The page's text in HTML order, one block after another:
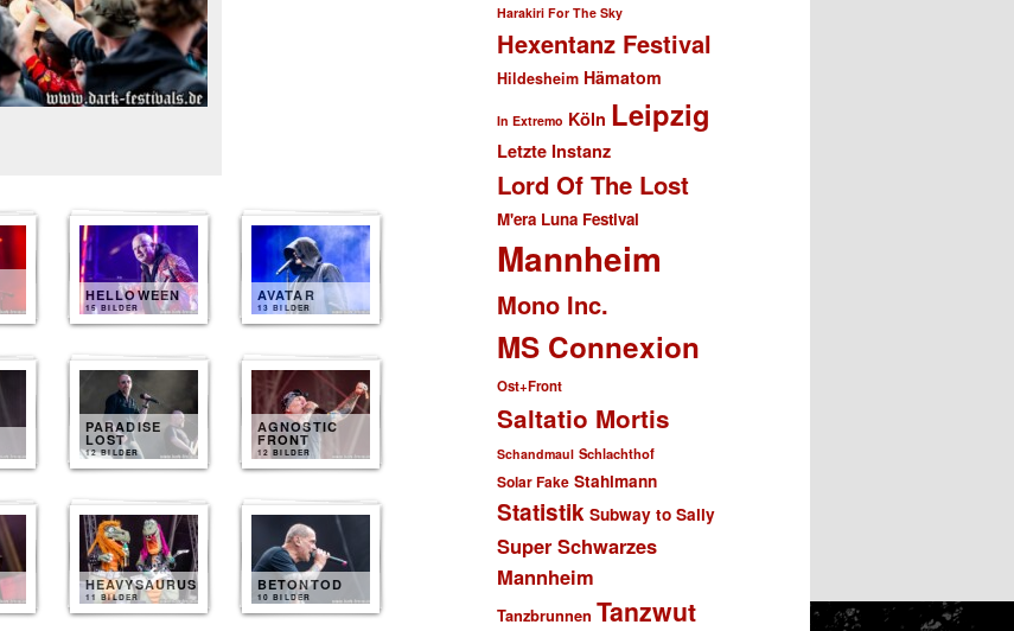
HELLOWEEN
15 BILDER
AVATAR
13 BILDER
PARADISE
LOST
12 BILDER
AGNOSTIC
FRONT
12 BILDER
HEAVYSAURUS
11 BILDER
BETONTOD
10 BILDER
Harakiri For The Sky
Hexentanz Festival
Hildesheim Hämatom
In Extremo Köln Leipzig
Letzte Instanz
Lord Of The Lost
M'era Luna Festival
Mannheim
Mono Inc.
MS Connexion
Ost+Front
Saltatio Mortis
Schandmaul Schlachthof
Solar Fake Stahlmann
Statistik Subway to Sally
Super Schwarzes
Mannheim
Tanzbrunnen Tanzwut